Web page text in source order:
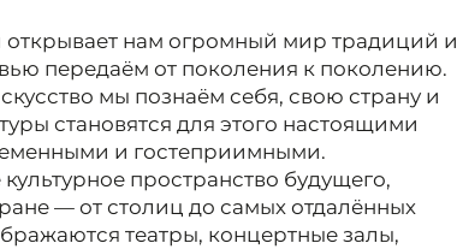
открывает нам огромный мир традиций и
передаём от поколения к поколению.
мы познаём себя, свою страну и
становятся для этого настоящими
и гостеприимными.
пространство будущего,
— от столиц до самых отдалённых
театры, концертные залы,